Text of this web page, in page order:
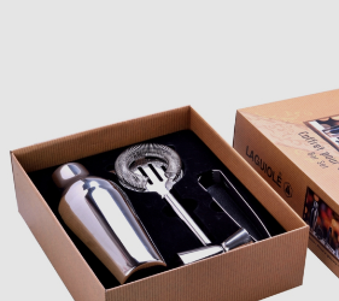
BRÖLLOPSPRESENT 2026
STUDENTPRESENT 2026